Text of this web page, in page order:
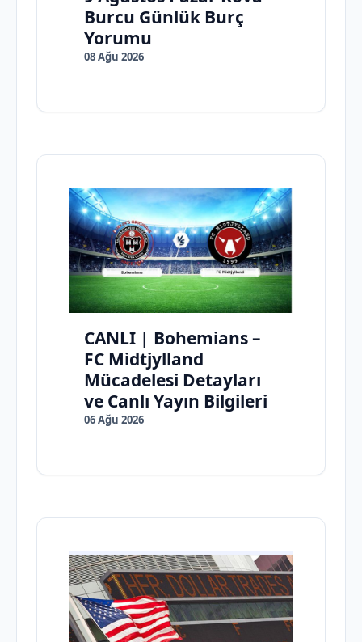
Burcu Günlük Burç
Yorumu
08 Ağu 2026
CANLI | Bohemians –
FC Midtjylland
Mücadelesi Detayları
ve Canlı Yayın Bilgileri
06 Ağu 2026